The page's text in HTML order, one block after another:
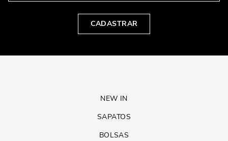
CADASTRAR
NEW IN
SAPATOS
BOLSAS